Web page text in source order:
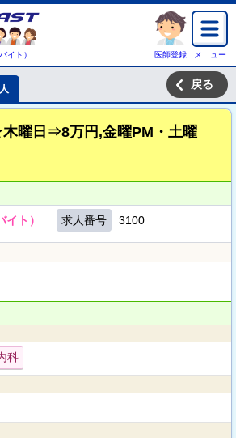
イト） 医師登録 メニュー
戻る
曜日⇒8万円,金曜PM・土曜
ト） 求人番号 3100
科